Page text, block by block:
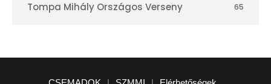
Tompa Mihály Országos Verseny 65